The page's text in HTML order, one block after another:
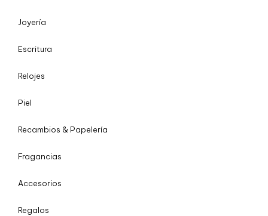
Joyería
Escritura
Relojes
Piel
Recambios & Papelería
Fragancias
Accesorios
Regalos